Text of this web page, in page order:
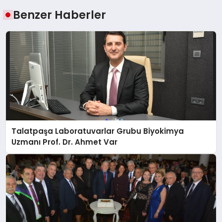
Benzer Haberler
Talatpaşa Laboratuvarlar Grubu Biyokimya
Uzmanı Prof. Dr. Ahmet Var